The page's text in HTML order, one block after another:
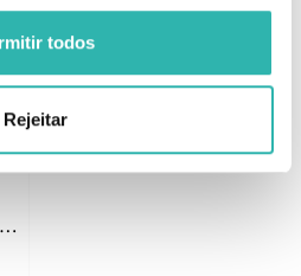
todos
Rejeitar